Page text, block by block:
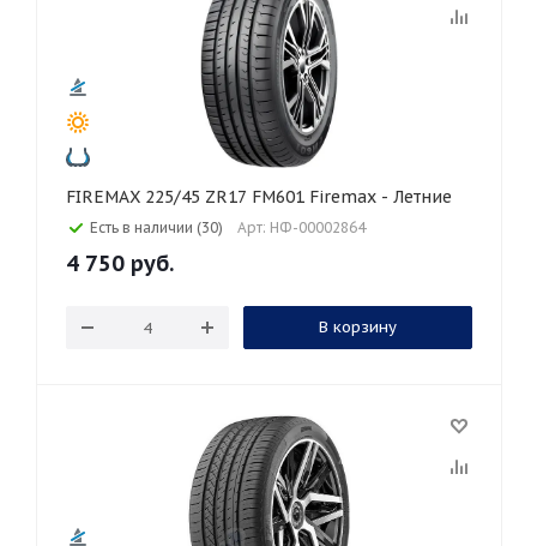
FIREMAX 225/45 ZR17 FM601 Firemax - Летние
Есть в наличии (30) Арт: НФ-00002864
4 750 руб.
В корзину